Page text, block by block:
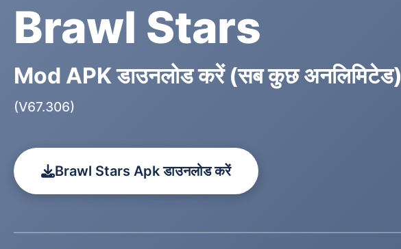
Brawl Stars
Mod APK डाउनलोड करें (सब कुछ अनलिमिटेड)
(V67.306)
Brawl Stars Apk डाउनलोड करें